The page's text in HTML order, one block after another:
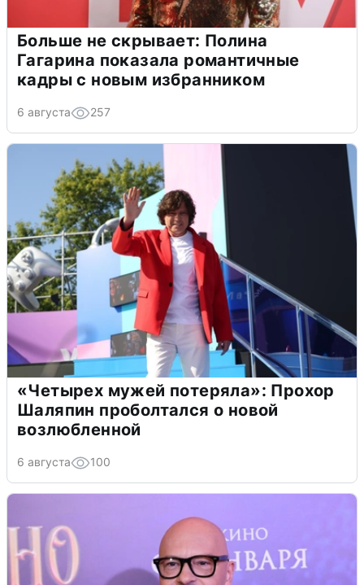
Больше не скрывает: Полина
Гагарина показала романтичные
кадры с новым избранником
6 августа 257
«Четырех мужей потеряла»: Прохор
Шаляпин проболтался о новой
возлюбленной
6 августа 100